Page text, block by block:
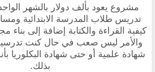
مشروع يعود بألف دولار بالشهر
تدريس طلاب المدرسة الابتدائية
كيفية القراءة والكتابة إضافة إلى
والأمر ليس صعب في حال كنت
شهادة علمية أو حتى شهادة البكلوريا
بذلك.